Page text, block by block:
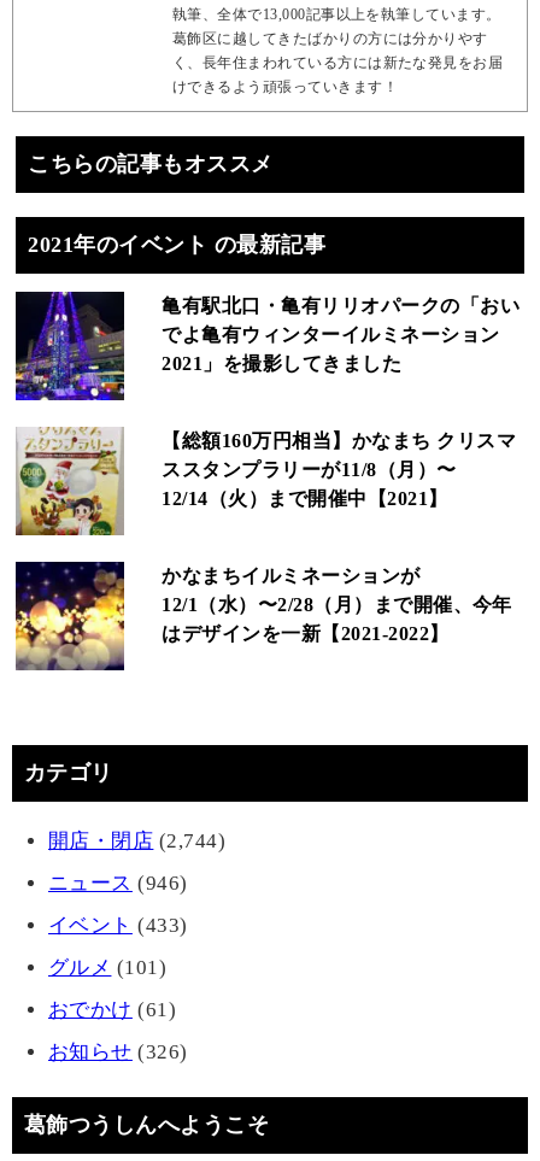
執筆、全体で13,000記事以上を執筆しています。
葛飾区に越してきたばかりの方には分かりやす
く、長年住まわれている方には新たな発見をお届
けできるよう頑張っていきます！
こちらの記事もオススメ
2021年のイベント の最新記事
亀有駅北口・亀有リリオパークの「おい
でよ亀有ウィンターイルミネーション
2021」を撮影してきました
【総額160万円相当】かなまち クリスマ
ススタンプラリーが11/8（月）〜
12/14（火）まで開催中【2021】
かなまちイルミネーションが
12/1（水）〜2/28（月）まで開催、今年
はデザインを一新【2021-2022】
カテゴリ
開店・閉店 (2,744)
ニュース (946)
イベント (433)
グルメ (101)
おでかけ (61)
お知らせ (326)
葛飾つうしんへようこそ